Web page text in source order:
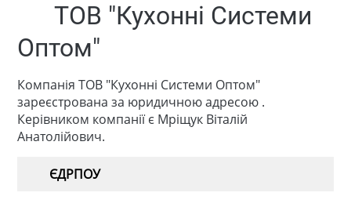
ТОВ "Кухонні Системи
Оптом"
Компанія ТОВ "Кухонні Системи Оптом"
зареєстрована за юридичною адресою .
Керівником компанії є Мріщук Віталій
Анатолійович.
ЄДРПОУ